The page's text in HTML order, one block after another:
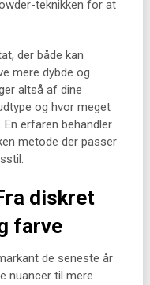
teknikken for at
der både kan
mere dybde og
altså af dine
og hvor meget
En erfaren behandler
metode der passer
diskret
farve
de seneste år
nuancer til mere